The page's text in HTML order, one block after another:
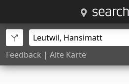
Feedback | Alte Karte